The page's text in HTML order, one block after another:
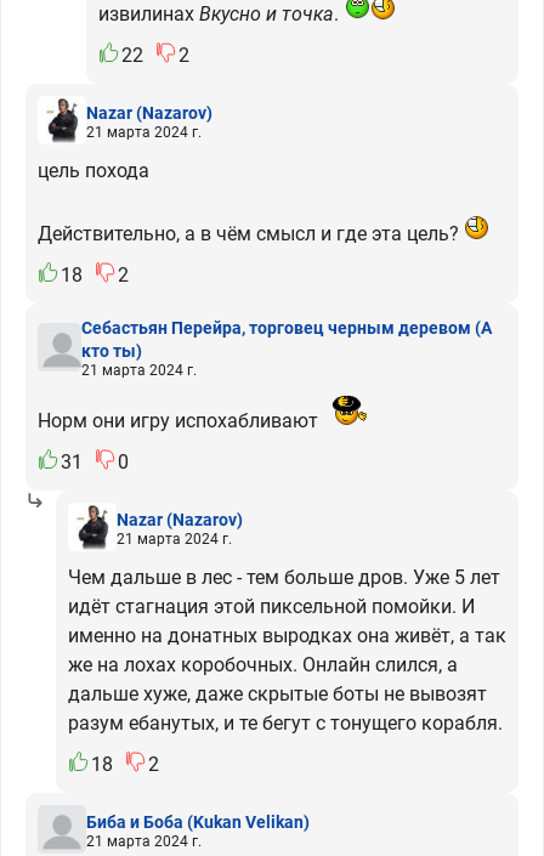
извилинах Вкусно и точка.
22
2
Nazar(Nazarov)
21 марта 2024 г.
цель похода
Действительно, а в чём смысл и где эта цель?
18
2
Себастьян Перейра, торговец черным деревом (А
кто ты)
21 марта 2024 г.
Норм они игру испохабливают
31
0
Nazar(Nazarov)
21 марта 2024 г.
Чем дальше в лес - тем больше дров. Уже 5 лет
идёт стагнация этой пиксельной помойки. И
именно на донатных выродках она живёт, а так
же на лохах коробочных. Онлайн слился, а
дальше хуже, даже скрытые боты не вывозят
разум ебанутых, и те бегут с тонущего корабля.
18
2
Биба и Боба (Kukan Velikan)
21 марта 2024 г.